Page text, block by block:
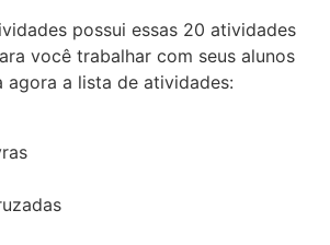
possui essas 20 atividades
você trabalhar com seus alunos
agora a lista de atividades: